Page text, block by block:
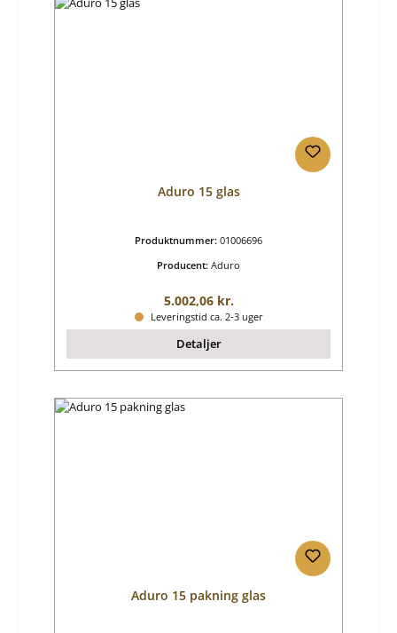
Aduro 15 glas
Produktnummer: 01006696
Producent: Aduro
Almindelig pris:
5.002,06 kr.
Leveringstid ca. 2-3 uger
Detaljer
Aduro 15 pakning glas